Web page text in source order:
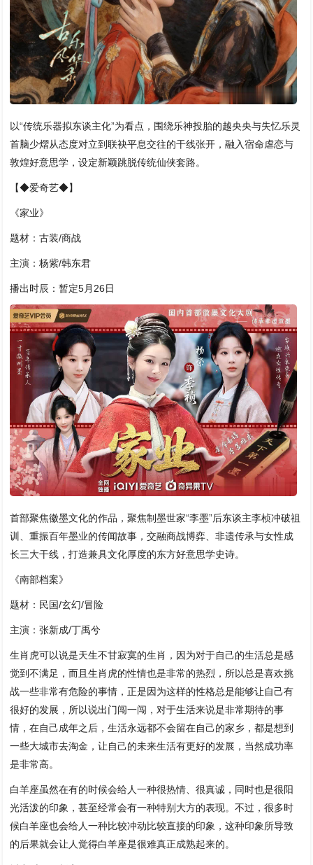
以“传统乐器拟东谈主化”为看点，围绕乐神投胎的越央央与失忆乐灵
首脑少熠从态度对立到联袂平息交往的干线张开，融入宿命虐恋与
敦煌好意思学，设定新颖跳脱传统仙侠套路。
【◆爱奇艺◆】
《家业》
题材：古装/商战
主演：杨紫/韩东君
播出时辰：暂定5月26日
首部聚焦徽墨文化的作品，聚焦制墨世家“李墨”后东谈主李桢冲破祖
训、重振百年墨业的传闻故事，交融商战博弈、非遗传承与女性成
长三大干线，打造兼具文化厚度的东方好意思学史诗。
《南部档案》
题材：民国/玄幻/冒险
主演：张新成/丁禹兮
生肖虎可以说是天生不甘寂寞的生肖，因为对于自己的生活总是感
觉到不满足，而且生肖虎的性情也是非常的热烈，所以总是喜欢挑
战一些非常有危险的事情，正是因为这样的性格总是能够让自己有
很好的发展，所以说出门闯一闯，对于生活来说是非常期待的事
情，在自己成年之后，生活永远都不会留在自己的家乡，都是想到
一些大城市去淘金，让自己的未来生活有更好的发展，当然成功率
是非常高。
白羊座虽然在有的时候会给人一种很热情、很真诚，同时也是很阳
光活泼的印象，甚至经常会有一种特别大方的表现。不过，很多时
候白羊座也会给人一种比较冲动比较直接的印象，这种印象所导致
的后果就会让人觉得白羊座是很难真正成熟起来的。